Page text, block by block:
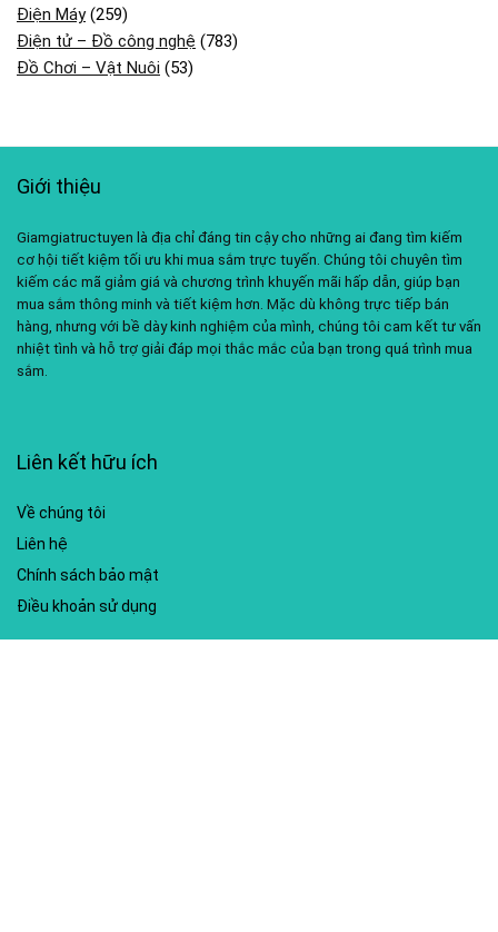
Điện Máy(259)
Điện tử – Đồ công nghệ (783)
Đồ Chơi – Vật Nuôi (53)
Giới thiệu
Giamgiatructuyen là địa chỉ đáng tin cậy cho những ai đang tìm kiếm
cơ hội tiết kiệm tối ưu khi mua sắm trực tuyến. Chúng tôi chuyên tìm
kiếm các mã giảm giá và chương trình khuyến mãi hấp dẫn, giúp bạn
mua sắm thông minh và tiết kiệm hơn. Mặc dù không trực tiếp bán
hàng, nhưng với bề dày kinh nghiệm của mình, chúng tôi cam kết tư vấn
nhiệt tình và hỗ trợ giải đáp mọi thắc mắc của bạn trong quá trình mua
sắm.
Liên kết hữu ích
Về chúng tôi
Liên hệ
Chính sách bảo mật
Điều khoản sử dụng